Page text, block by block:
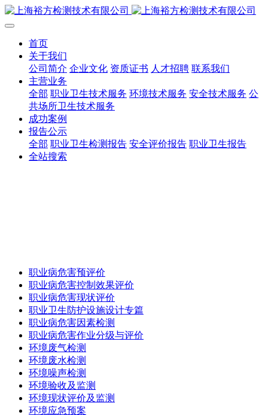
首页
关于我们
公司简介 企业文化 资质证书 人才招聘 联系我们
主营业务
全部 职业卫生技术服务 环境技术服务 安全技术服务 公
共场所卫生技术服务
成功案例
报告公示
全部 职业卫生检测报告 安全评价报告 职业卫生报告
全站搜索
职业病危害预评价
职业病危害控制效果评价
职业病危害现状评价
职业卫生防护设施设计专篇
职业病危害因素检测
职业病危害作业分级与评价
环境废气检测
环境废水检测
环境噪声检测
环境验收及监测
环境现状评价及监测
环境应急预案